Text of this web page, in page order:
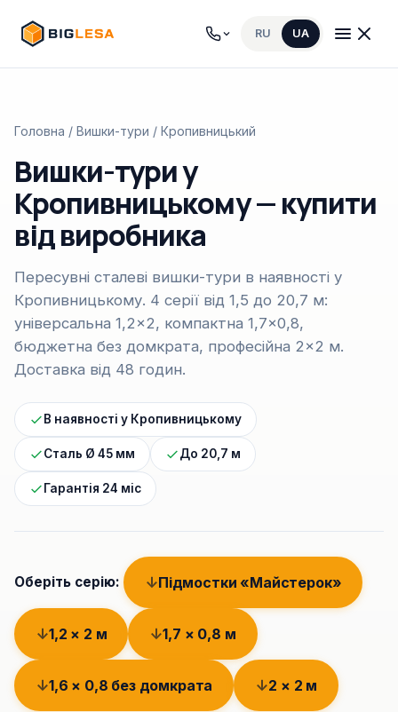
RU UA
Головна / Вишки-тури / Кропивницький
Вишки-тури у
Кропивницькому — купити
від виробника
Пересувні сталеві вишки-тури в наявності у
Кропивницькому. 4 серії від 1,5 до 20,7 м:
універсальна 1,2×2, компактна 1,7×0,8,
бюджетна без домкрата, професійна 2×2 м.
Доставка від 48 годин.
В наявності у Кропивницькому
Сталь Ø 45 мм До 20,7 м
Гарантія 24 міс
Оберіть серію: Підмостки «Майстерок»
1,2 × 2 м 1,7 × 0,8 м
1,6 × 0,8 без домкрата 2 × 2 м